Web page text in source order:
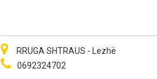
RRUGA SHTRAUS - Lezhë
0692324702